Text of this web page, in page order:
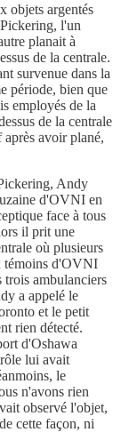
objets argentés
l'un
planait à
de la centrale.
survenue dans la
période, bien que
employés de la
de la centrale
avoir plané,
Andy
d'OVNI en
face à tous
il prit une
où plusieurs
témoins d'OVNI
trois ambulanciers
a appelé le
et le petit
rien détecté.
d'Oshawa
lui avait
le
n'avons rien
observé l'objet,
cette façon, ni